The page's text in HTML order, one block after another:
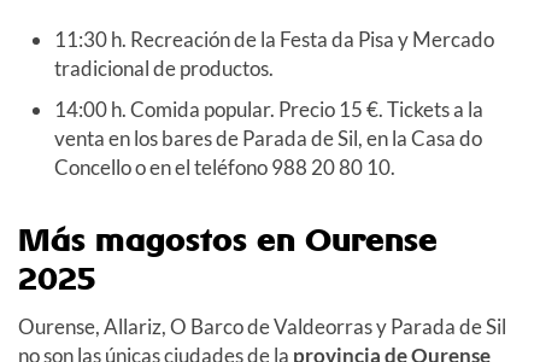
11:30 h. Recreación de la Festa da Pisa y Mercado
tradicional de productos.
14:00 h. Comida popular. Precio 15 €.Ticketsa la
venta en los bares de Parada de Sil, en la Casa do
Concelloo en el teléfono 988 20 80 10.
Más magostos en Ourense
2025
Ourense, Allariz, O Barco de Valdeorras y Parada de Sil
no son las únicas ciudades de la provincia de Ourense